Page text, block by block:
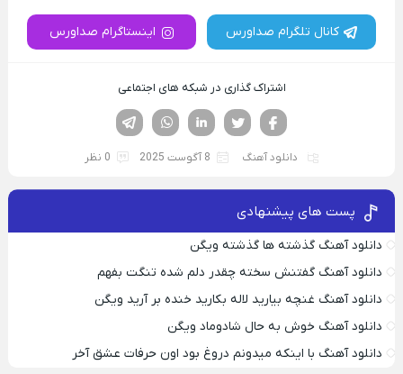
کانال تلگرام صداورس اینستاگرام صداورس
اشتراک گذاری در شبکه های اجتماعی
لینکدین تویتر
فیسوک
دانلود آهنگ 8 آگوست 2025 0 نظر
پست های پیشنهادی
دانلود آهنگ گذشته ها گذشته ویگن
دانلود آهنگ گفتنش سخته چقدر دلم شده تنگت بفهم
دانلود آهنگ غنچه بیارید لاله بکارید خنده بر آرید ویگن
دانلود آهنگ خوش به حال شادوماد ویگن
دانلود آهنگ با اینکه میدونم دروغ بود اون حرفات عشق آخر